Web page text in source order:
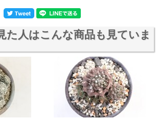
た人はこんな商品も見ていま